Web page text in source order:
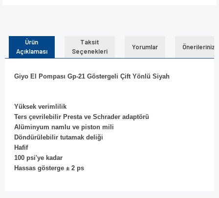
Ürün
Açıklaması
Taksit
Seçenekleri
Yorumlar Önerileriniz
Giyo El Pompası Gp-21 Göstergeli Çift Yönlü Siyah
Yüksek verimlilik
Ters çevrilebilir Presta ve Schrader adaptörü
Alüminyum namlu ve piston mili
Döndürülebilir tutamak deliği
Hafif
100 psi'ye kadar
Hassas gösterge ± 2 ps